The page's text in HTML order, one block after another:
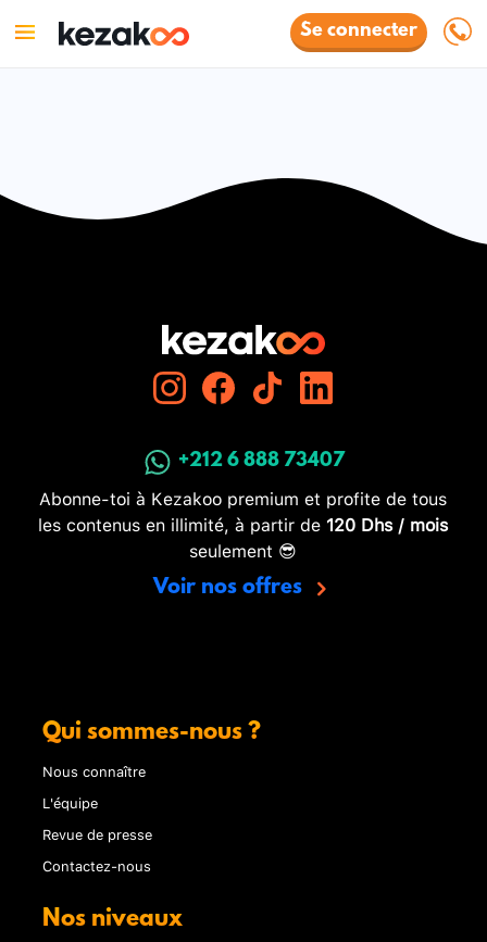
Se connecter
+212 6 888 73407
Abonne-toi à Kezakoo premium et profite de tous
les contenus en illimité, à partir de 120 Dhs / mois
seulement 😎
Voir nos offres
Qui sommes-nous ?
Nous connaître
L'équipe
Revue de presse
Contactez-nous
Nos niveaux